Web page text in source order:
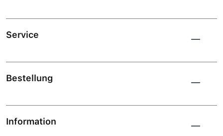
Service
Bestellung
Information